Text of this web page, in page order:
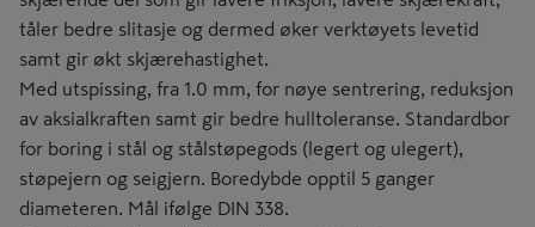
tåler bedre slitasje og dermed øker verktøyets levetid
samt gir økt skjærehastighet.
Med utspissing, fra 1.0 mm, for nøye sentrering, reduksjon
av aksialkraften samt gir bedre hulltoleranse. Standardbor
for boring i stål og stålstøpegods (legert og ulegert),
støpejern og seigjern. Boredybde opptil 5 ganger
diameteren. Mål ifølge DIN 338.